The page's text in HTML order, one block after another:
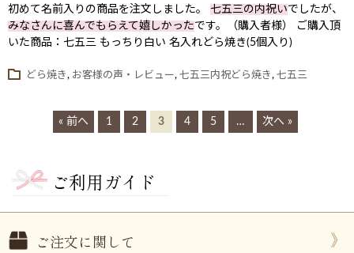
初めて名前入りの商品を注文しました。 七五三の内祝いでしたが、
みなさんに喜んでもらえて嬉しかったです。（購入者様） ご購入頂
いた商品：七五三 もっちり白い 名入れどら焼き(5個入り)
どら焼き, お客様の声・レビュー, 七五三内祝どら焼き, 七五三
« 前へ 1 2 3 4 5 … 次へ »
ご利用ガイド
ご注文に関して